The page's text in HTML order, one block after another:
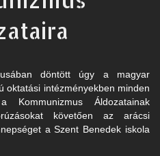
döntött úgy a magyar
oktatási intézményekben minden
Áldozatainak
követően az arácsi
a Szent Benedek iskola